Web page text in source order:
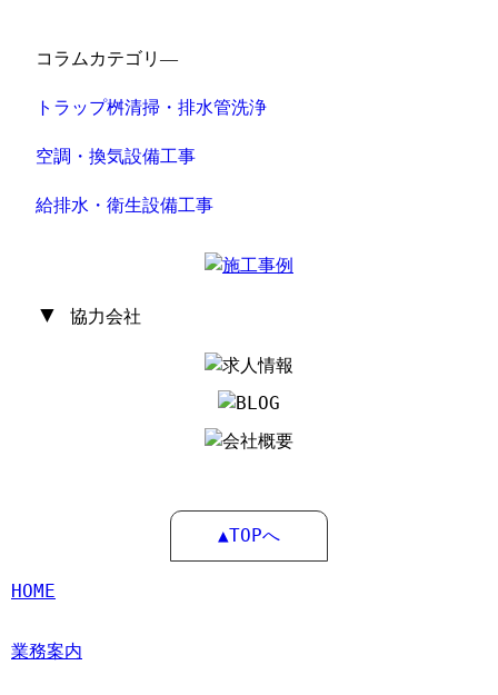
コラムカテゴリ―
トラップ桝清掃・排水管洗浄
空調・換気設備工事
給排水・衛生設備工事
▼ 協力会社
▲TOPへ
HOME
業務案内